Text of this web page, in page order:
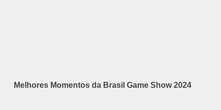
Melhores Momentos da Brasil Game Show 2024